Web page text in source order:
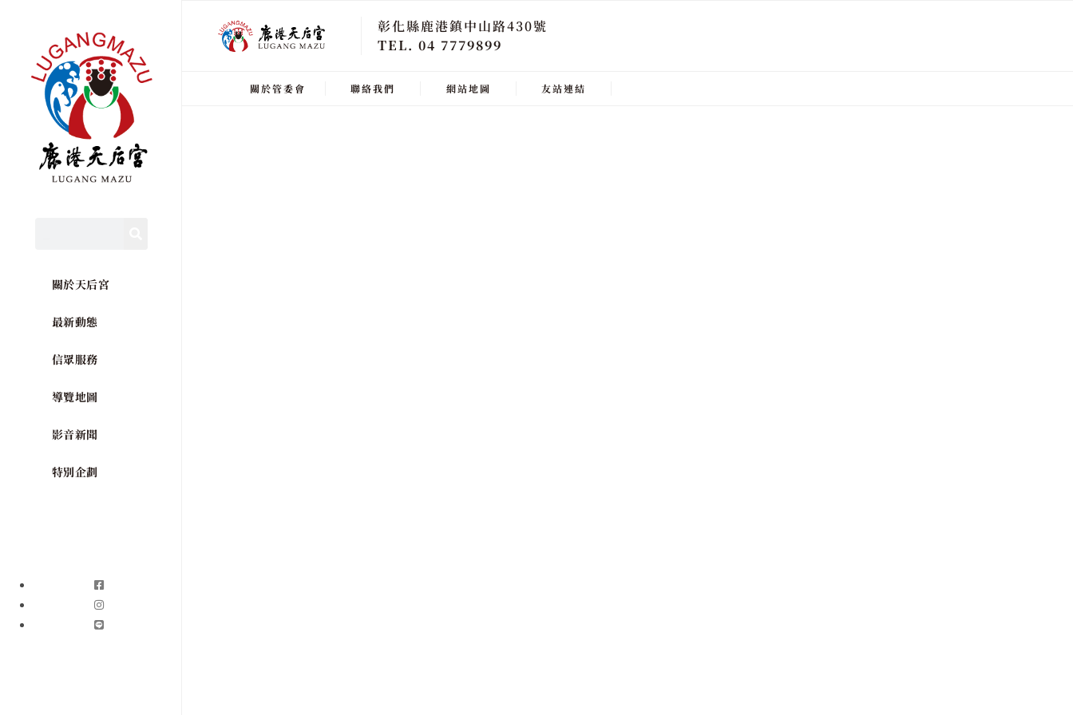
關於天后宮
最新動態
信眾服務
導覽地圖
影音新聞
特別企劃
彰化縣鹿港鎮中山路430號
TEL. 04 7779899
關於管委會 聯絡我們 網站地圖 友站連結